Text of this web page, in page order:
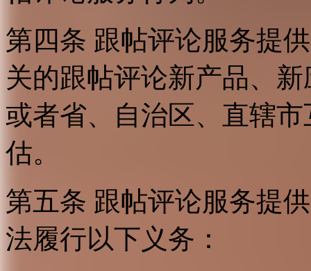
第四条 跟帖评论服务提
关的跟帖评论新产品、
或者省、自治区、直辖
估。
第五条 跟帖评论服务提
法履行以下义务：